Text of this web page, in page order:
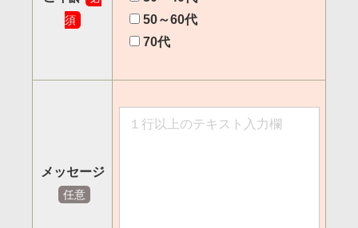
須
50～60代
70代
メッセージ
任意